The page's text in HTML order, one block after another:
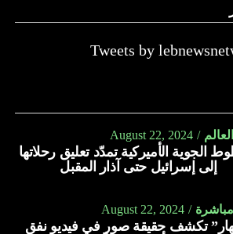
Tweets by
August 22, 2024
الجوية الأميركية تمدّد تعليق رحلاتها
إلى إسرائيل حتى آذار المقبل
مباشرة August 22, 2024
تكشف حقيقة صور في فيديو نفق